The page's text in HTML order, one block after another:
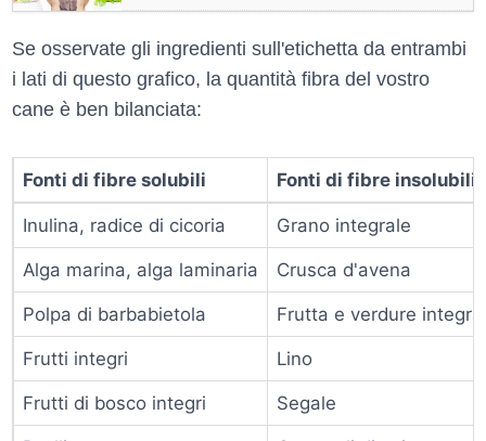
Se osservate gli ingredienti sull'etichetta da entrambi
i lati di questo grafico, la quantità fibra del vostro
cane è ben bilanciata:
Fonti di fibre solubili Fonti di fibre insolubili
Inulina, radice di cicoria Grano integrale
Alga marina, alga laminaria Crusca d'avena
Polpa di barbabietola Frutta e verdure
Frutti integri Lino
Frutti di bosco integri Segale